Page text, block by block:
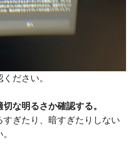
ださい。
な明るさか確認する。
すぎたり、暗すぎたりしない